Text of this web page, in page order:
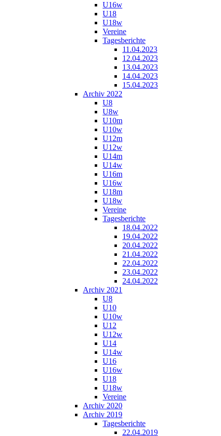
U16w
U18
U18w
Vereine
Tagesberichte
11.04.2023
12.04.2023
13.04.2023
14.04.2023
15.04.2023
Archiv 2022
U8
U8w
U10m
U10w
U12m
U12w
U14m
U14w
U16m
U16w
U18m
U18w
Vereine
Tagesberichte
18.04.2022
19.04.2022
20.04.2022
21.04.2022
22.04.2022
23.04.2022
24.04.2022
Archiv 2021
U8
U10
U10w
U12
U12w
U14
U14w
U16
U16w
U18
U18w
Vereine
Archiv 2020
Archiv 2019
Tagesberichte
22.04.2019